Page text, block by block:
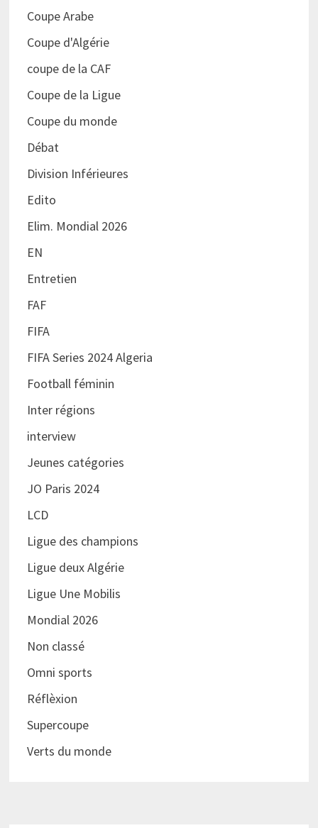
Coupe Arabe
Coupe d'Algérie
coupe de la CAF
Coupe de la Ligue
Coupe du monde
Débat
Division Inférieures
Edito
Elim. Mondial 2026
EN
Entretien
FAF
FIFA
FIFA Series 2024 Algeria
Football féminin
Inter régions
interview
Jeunes catégories
JO Paris 2024
LCD
Ligue des champions
Ligue deux Algérie
Ligue Une Mobilis
Mondial 2026
Non classé
Omni sports
Réflèxion
Supercoupe
Verts du monde